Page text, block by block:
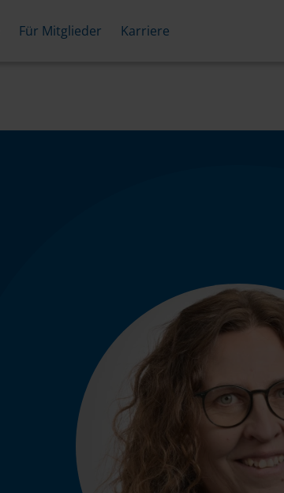
Für Mitglieder Karriere